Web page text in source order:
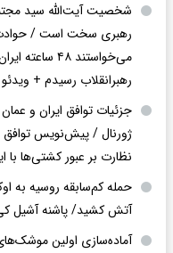
شخصیت آیت‌الله سید
رهبری سخت است /
می‌خواستند
رهبرانقلاب رسیدم +
جزئیات توافق ایران و
ژورنال / پیش‌نویس توافق
نظارت بر عبور کشتی‌ها با
حمله کم‌سابقه روسیه به
آتش کشید/ پاشنه
آماده‌سازی اولین